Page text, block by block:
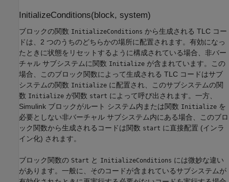
InitializeConditions(block, system)
ブロックの関数 InitializeConditions から生成される TLC コー
ドは、2 つのうちのどちらかの場所に配置されます。有効になっ
たときに状態をリセットするように構成されている場合、非バー
チャル サブシステムに関数 Initialize が含まれています。この
場合、このブロック関数によって生成される TLC コードはサブ
システムの関数 Initialize に配置され、このサブシステムの関
数 Initialize が関数 start によって呼び出されます。一方、
Simulink ブロックがルート システム内または関数 Initialize を
必要としない非バーチャル サブシステム内にある場合、このブロ
ック関数から生成されるコードは関数 start に直接配置 (インラ
イン化) されます。
ブロック関数の Start と InitializeConditions には微妙な違い
があります。一般に、そのコードが含まれているサブシステムが